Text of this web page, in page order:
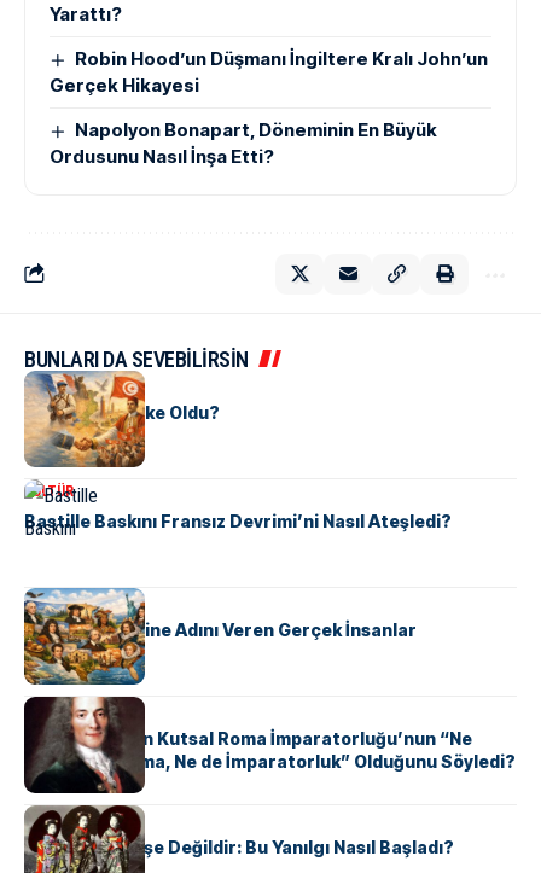
Yarattı?
Robin Hood’un Düşmanı İngiltere Kralı John’un
Gerçek Hikayesi
Napolyon Bonapart, Döneminin En Büyük
Ordusunu Nasıl İnşa Etti?
BUNLARI DA SEVEBİLİRSİN
KÜLTÜR
Tunus Nasıl Ülke Oldu?
KÜLTÜR
Bastille Baskını Fransız Devrimi’ni Nasıl Ateşledi?
KÜLTÜR
ABD Eyaletlerine Adını Veren Gerçek İnsanlar
KÜLTÜR
Voltaire Neden Kutsal Roma İmparatorluğu’nun “Ne
Kutsal, Ne Roma, Ne de İmparatorluk” Olduğunu Söyledi?
KÜLTÜR
Geyşalar Fahişe Değildir: Bu Yanılgı Nasıl Başladı?